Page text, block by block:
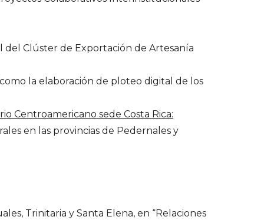
del Clúster de Exportación de Artesanía
la elaboración de ploteo digital de los
Centroamericano sede Costa Rica:
en las provincias de Pedernales y
Trinitaria y Santa Elena, en “Relaciones